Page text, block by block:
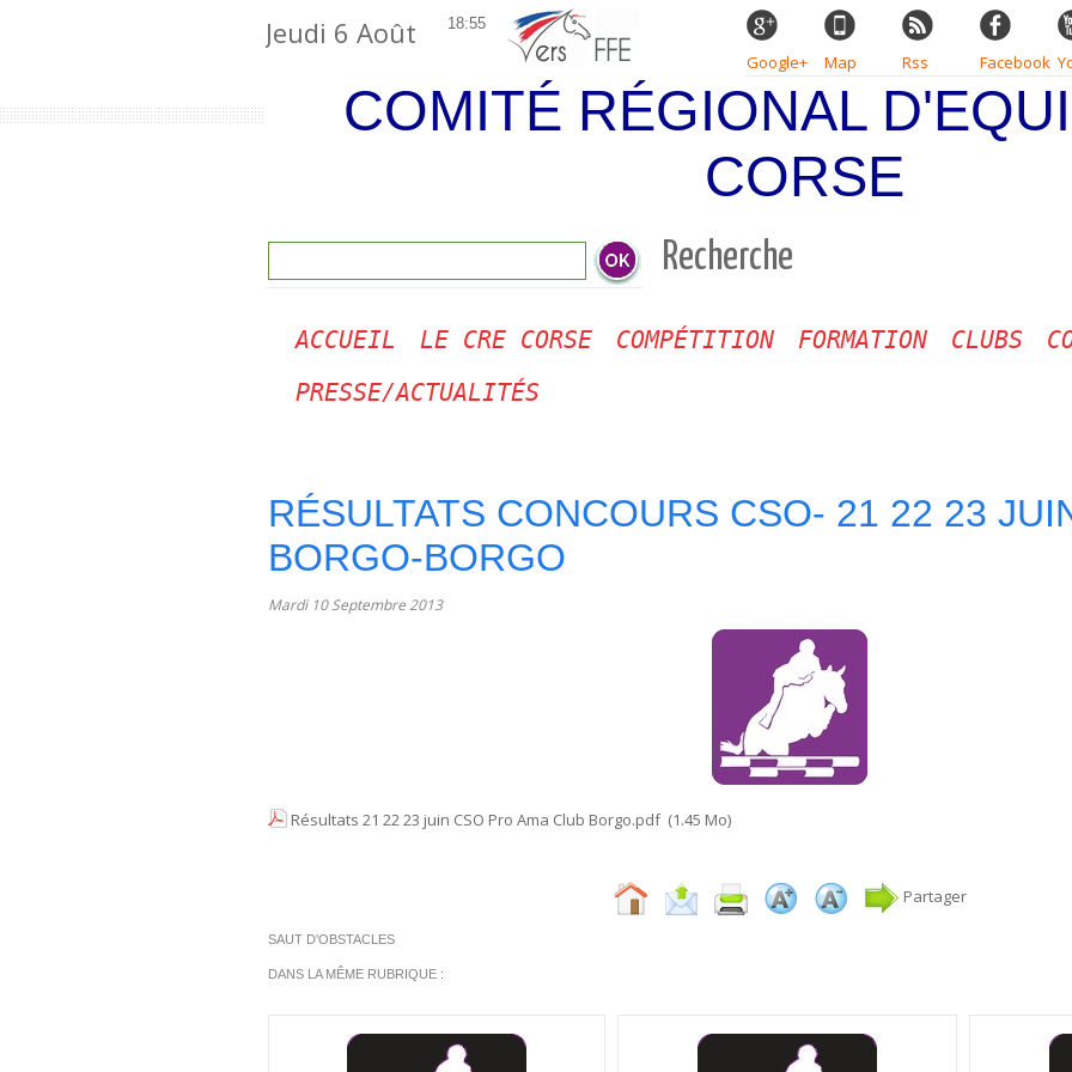
Jeudi 6 Août 18:55
Google+ Map Rss Facebook
COMITÉ RÉGIONAL
CORSE
Recherche
ACCUEIL LE CRE CORSE COMPÉTITION FORMATION CLUBS
PRESSE/ACTUALITÉS
RÉSULTATS CONCOURS CSO- 21 22 23
BORGO-BORGO
Mardi 10 Septembre 2013
Résultats 21 22 23 juin CSO Pro Ama Club Borgo.pdf (1.45 Mo)
Partager
SAUT D'OBSTACLES
DANS LA MÊME RUBRIQUE :